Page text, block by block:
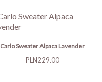
Carlo Sweater Alpaca Lavender
Price
PLN229.00